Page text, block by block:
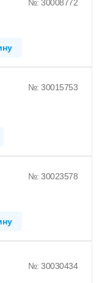
№: 30008772
№: 30015753
№: 30023578
№: 30030434